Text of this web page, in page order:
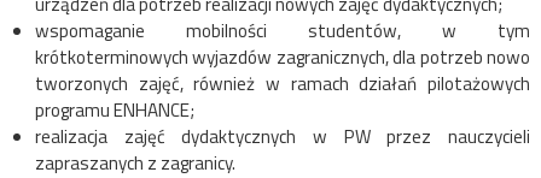
wspomaganie mobilności studentów, w tym
krótkoterminowych wyjazdów zagranicznych, dla potrzeb nowo
tworzonych zajęć, również w ramach działań pilotażowych
programu ENHANCE;
realizacja zajęć dydaktycznych w PW przez nauczycieli
zapraszanych z zagranicy.